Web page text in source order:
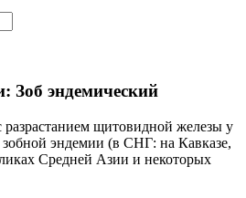
Зоб эндемический
разрастанием щитовидной железы у
эндемии (в СНГ: на Кавказе,
Средней Азии и некоторых